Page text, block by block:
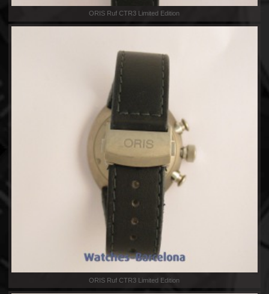
ORIS Ruf CTR3 Limited Edition
ORIS Ruf CTR3 Limited Edition